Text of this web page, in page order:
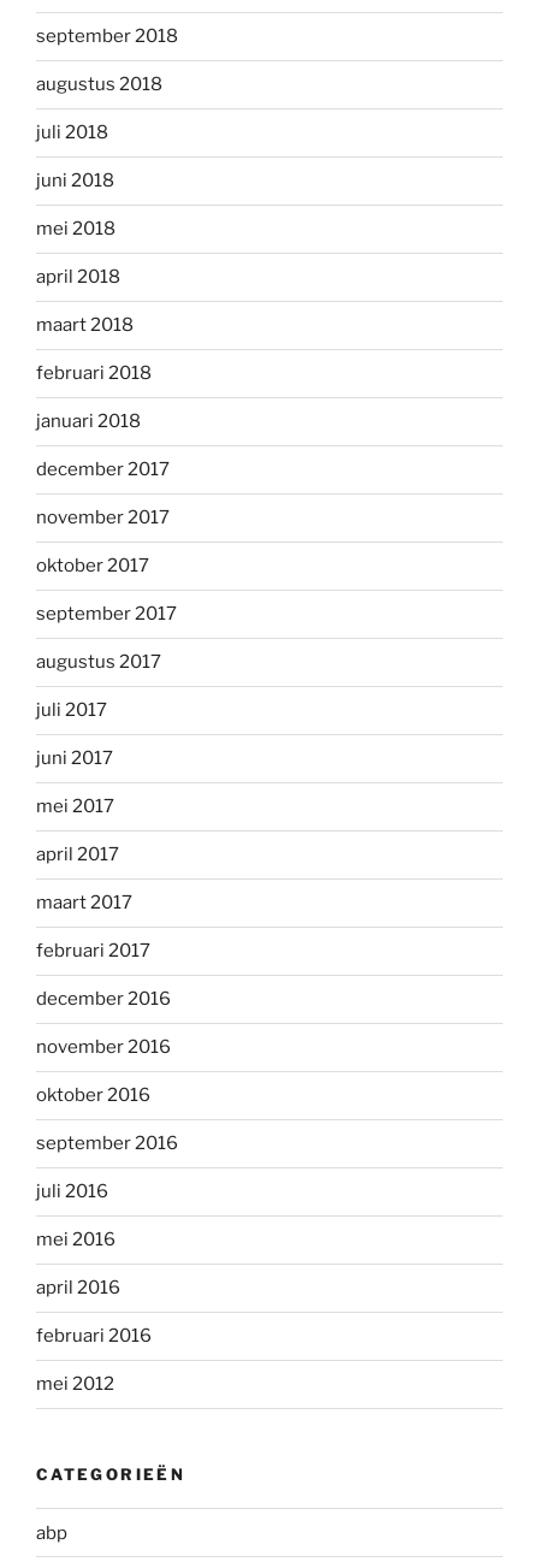
september 2018
augustus 2018
juli 2018
juni 2018
mei 2018
april 2018
maart 2018
februari 2018
januari 2018
december 2017
november 2017
oktober 2017
september 2017
augustus 2017
juli 2017
juni 2017
mei 2017
april 2017
maart 2017
februari 2017
december 2016
november 2016
oktober 2016
september 2016
juli 2016
mei 2016
april 2016
februari 2016
mei 2012
CATEGORIEËN
abp